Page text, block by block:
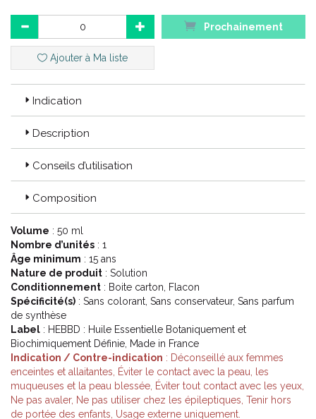
Code ACL : 5173538
Code EAN : 3401551735385
Prochainement
Ajouter à Ma liste
Indication
Description
Conseils d’utilisation
Composition
Volume : 50 ml
Nombre d’unités : 1
Âge minimum : 15 ans
Nature de produit : Solution
Conditionnement : Boite carton, Flacon
Spécificité(s) : Sans colorant, Sans conservateur, Sans parfum
de synthèse
Label : HEBBD : Huile Essentielle Botaniquement et
Biochimiquement Définie, Made in France
Indication / Contre-indication : Déconseillé aux femmes
enceintes et allaitantes, Éviter le contact avec la peau, les
muqueuses et la peau blessée, Éviter tout contact avec les yeux,
Ne pas avaler, Ne pas utiliser chez les épileptiques, Tenir hors
de portée des enfants, Usage externe uniquement.